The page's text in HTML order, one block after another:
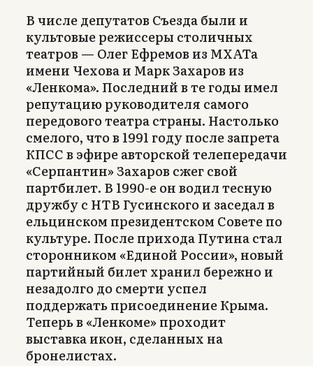
В числе депутатов Съезда были и
культовые режиссеры столичных
театров — Олег Ефремов из МХАТа
имени Чехова и Марк Захаров из
«Ленкома». Последний в те годы имел
репутацию руководителя самого
передового театра страны. Настолько
смелого, что в 1991 году после запрета
КПСС в эфире авторской телепередачи
«Серпантин» Захаров сжег свой
партбилет. В 1990-е он водил тесную
дружбу с НТВ Гусинского и заседал в
ельцинском президентском Совете по
культуре. После прихода Путина стал
сторонником «Единой России», новый
партийный билет хранил бережно и
незадолго до смерти успел
поддержать присоединение Крыма.
Теперь в «Ленкоме» проходит
выставка икон, сделанных на
бронелистах.